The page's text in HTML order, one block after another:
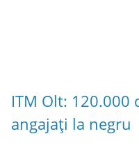
ITM Olt: 120.000
angajați la negru